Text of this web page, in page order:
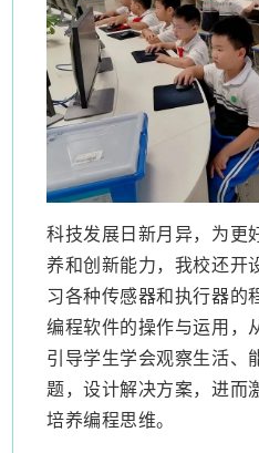
科技发展日新月异，为更
养和创新能力，我校还开
习各种传感器和执行器的
编程软件的操作与运用，
引导学生学会观察生活、
题，设计解决方案，进而
培养编程思维。